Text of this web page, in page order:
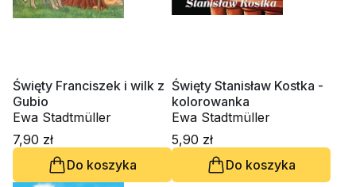
Święty Franciszek i wilk z
Gubio
Ewa Stadtmüller
7,90 zł
Do koszyka
Święty Stanisław Kostka -
kolorowanka
Ewa Stadtmüller
5,90 zł
Do koszyka